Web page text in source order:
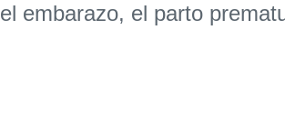
embarazo, el parto